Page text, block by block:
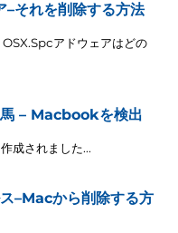
それを削除する方法
アドウェアはどの
– Macbookを検出
成されました...
–Macから削除する方